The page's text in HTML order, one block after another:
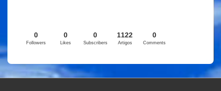
0
Followers
0
Likes
0
Subscribers
1122
Artigos
0
Comments